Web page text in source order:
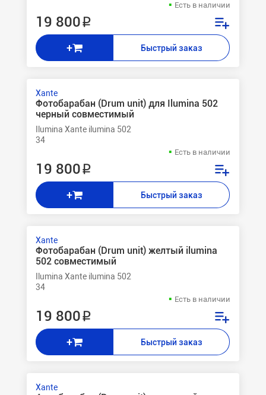
Есть в наличии
19 800 ₽
+ Быстрый заказ
Xante
Фотобарабан (Drum unit) для Ilumina 502
черный совместимый
Ilumina Xante ilumina 502
34
Есть в наличии
19 800 ₽
+ Быстрый заказ
Xante
Фотобарабан (Drum unit) желтый ilumina
502 совместимый
Ilumina Xante ilumina 502
34
Есть в наличии
19 800 ₽
+ Быстрый заказ
Xante